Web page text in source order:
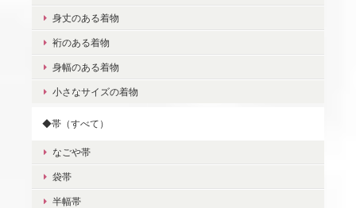
身丈のある着物
裄のある着物
身幅のある着物
小さなサイズの着物
◆帯（すべて）
なごや帯
袋帯
半幅帯